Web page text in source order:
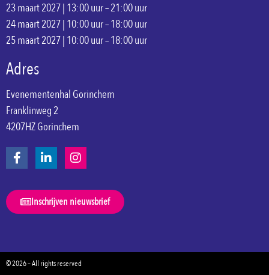
23 maart 2027 | 13:00 uur – 21:00 uur
24 maart 2027 | 10:00 uur – 18:00 uur
25 maart 2027 | 10:00 uur – 18:00 uur
Adres
Evenementenhal Gorinchem
Franklinweg 2
4207HZ Gorinchem
Inschrijven nieuwsbrief
© 2026 – All rights reserved